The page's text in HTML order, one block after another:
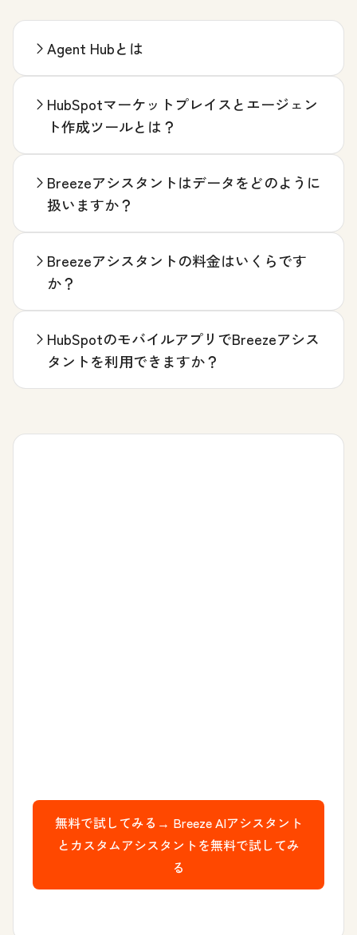
Agent Hubとは
HubSpotマーケットプレイスとエージェン
ト作成ツールとは？
Breezeアシスタントはデータをどのように
扱いますか？
Breezeアシスタントの料金はいくらです
か？
HubSpotのモバイルアプリでBreezeアシス
タントを利用できますか？
無料で試してみる→ Breeze AIアシスタント
とカスタムアシスタントを無料で試してみ
る